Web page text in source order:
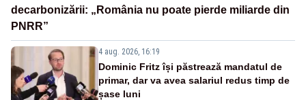
decarbonizării: „România nu poate pierde miliarde din
PNRR”
4 aug. 2026, 16:19
Dominic Fritz își păstrează mandatul de
primar, dar va avea salariul redus timp de
șase luni